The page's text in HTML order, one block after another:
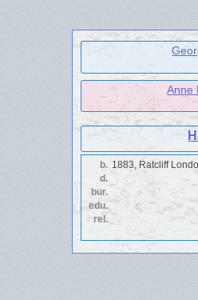
Anne
b. 1883, Ratcliff
d.
bur.
edu.
rel.